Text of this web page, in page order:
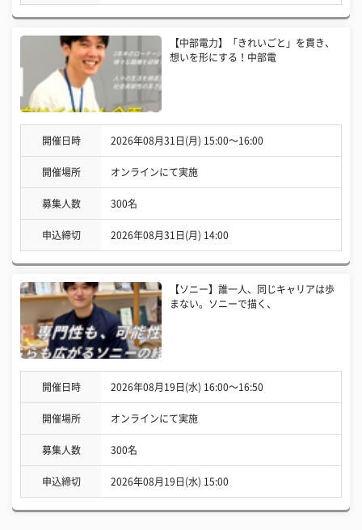
【中部電力】「きれいごと」を貫き、
想いを形にする！中部電
開催日時 2026年08月31日(月) 15:00〜16:00
開催場所 オンラインにて実施
募集人数 300名
申込締切 2026年08月31日(月) 14:00
【ソニー】誰一人、同じキャリアは歩
まない。ソニーで描く、
開催日時 2026年08月19日(水) 16:00〜16:50
開催場所 オンラインにて実施
募集人数 300名
申込締切 2026年08月19日(水) 15:00